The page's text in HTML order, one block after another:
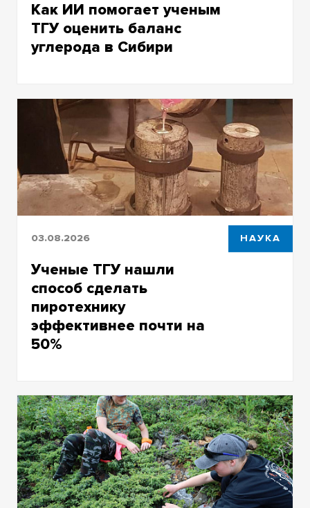
Как ИИ помогает ученым
ТГУ оценить баланс
углерода в Сибири
ландшафтами и Васюганскими болотами –
ключевой регион для изучения
трансформации климата
03.08.2026 НАУКА
Ученые ТГУ нашли
способ сделать
пиротехнику
эффективнее почти на
50%
показало, что можно улучшить их свойства
для использования в пиротехнических и
специзделиях